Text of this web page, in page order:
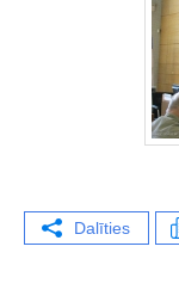
Dalīties